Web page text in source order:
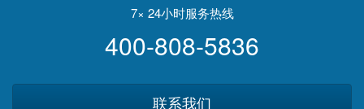
7× 24小时服务热线
400-808-5836
联系我们